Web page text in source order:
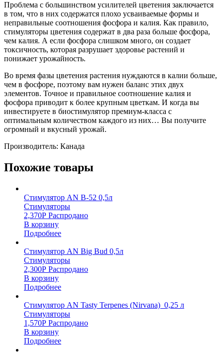
Проблема с большинством усилителей цветения заключается
в том, что в них содержатся плохо усваиваемые формы и
неправильные соотношения фосфора и калия. Как правило,
стимуляторы цветения содержат в два раза больше фосфора,
чем калия. А если фосфора слишком много, он создает
токсичность, которая разрушает здоровье растений и
понижает урожайность.
Во время фазы цветения растения нуждаются в калии больше,
чем в фосфоре, поэтому вам нужен баланс этих двух
элементов. Точное и правильное соотношение калия и
фосфора приводит к более крупным цветкам. И когда вы
инвестируете в биостимулятор премиум-класса с
оптимальным количеством каждого из них… Вы получите
огромный и вкусный урожай.
Производитель: Канада
Похожие товары
Стимулятор AN B-52 0,5л
Стимуляторы
2,370Р Распродано
В корзину
Подробнее
Стимулятор AN Big Bud 0,5л
Стимуляторы
2,300Р Распродано
В корзину
Подробнее
Стимулятор AN Tasty Terpenes (Nirvana) 0,25 л
Стимуляторы
1,570Р Распродано
В корзину
Подробнее